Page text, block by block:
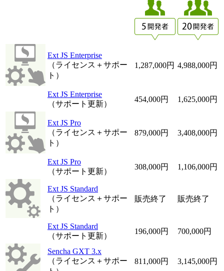
Ext JS Enterprise
（ライセンス＋サポー
ト）
1,287,000円 4,988,000円
Ext JS Enterprise
（サポート更新）
454,000円 1,625,000円
Ext JS Pro
（ライセンス＋サポー
ト）
879,000円 3,408,000円
Ext JS Pro
（サポート更新）
308,000円 1,106,000円
Ext JS Standard
（ライセンス＋サポー
ト）
販売終了 販売終了
Ext JS Standard
（サポート更新）
196,000円 700,000円
Sencha GXT 3.x
（ライセンス＋サポー
811,000円 3,145,000円